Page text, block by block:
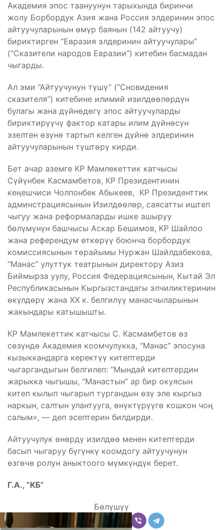
Академия эпос таануунун тарыхында биринчи
жолу Борбордук Азия жана Россия элдеринин эпос
айтуучуларынын өмүр баянын (142 айтуучу)
бириктирген “Евразия элдеринин айтуучулары”
(“Сказители народов Евразии”) китебин басмадан
чыгарды.
Ал эми “Айтуучунун түшү” (“Сновидения
сказителя”) китебине илимий изилдөөлөрдүн
булагы жана дүйнөдөгү эпос айтуучуларды
бириктирүүчү фактор катары илим дүйнөсүн
эзелтен өзүнө тартып келген дүйнө элдеринин
айтуучуларынын түштөрү кирди.
Бет ачар аземге КР Мамлекеттик катчысы
Сүйүнбек Касмамбетов, КР Президентинин
кеңешчиси Чолпонбек Абыкеев, КР Президенттик
админстрациясынын Изилдөөлөр, саясатты иштеп
чыгуу жана реформаларды ишке ашыруу
бөлүмүнүн башчысы Аскар Бешимов, КР Шайлоо
жана референдум өткөрүү боюнча борбордук
комиссиясынын төрайымы Нуржан Шайлдабекова,
“Манас” улуттук театрынын директору Азиз
Биймырза уулу, Россия Федерациясынын, Кытай Эл
Республикасынын Кыргызстандагы элчиликтеринин
өкүлдөрү жана XX к. белгилүү манасчыларынын
жакындары катышышты.
КР Мамлекеттик катчысы С. Касмамбетов өз
сөзүндө Академия коомчулукка, “Манас” эпосуна
кызыккандарга керектүү китептерди
чыгаргандыгын белгилеп: “Мындай китептердин
жарыкка чыгышы, “Манастын” ар бир окуясын
китеп кылып чыгарып тургандын өзү эле кыргыз
наркын, салтын улантууга, өнүктүрүүгө кошкон чоң
салым», — деп эсептерин билдирди.
Айтуучулук өнөрдү изилдөө менен китептерди
басып чыгаруу бүгүнкү коомдогу айтуучунун
өзгөчө ролун аныктоого мүмкүндүк берет.
Г.А., “КБ”
Бөлүшүү